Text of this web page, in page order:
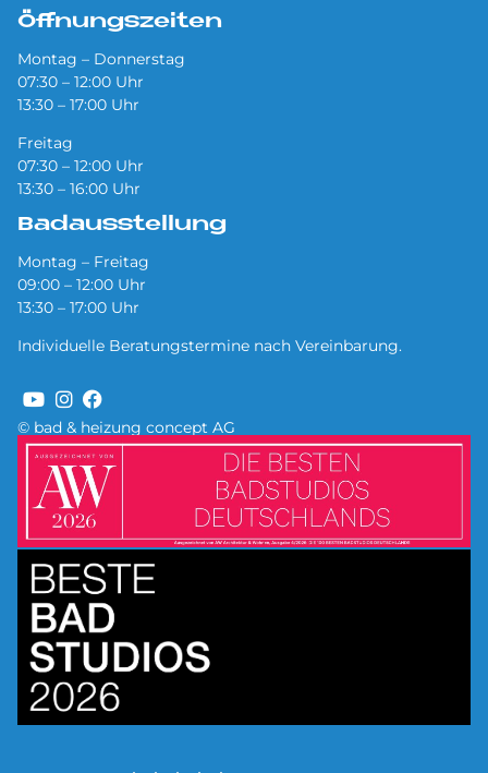
© bad & heizung concept AG
Bild
Öffnungszeiten
Montag – Donnerstag
07:30 – 12:00 Uhr
13:30 – 17:00 Uhr
Freitag
07:30 – 12:00 Uhr
13:30 – 16:00 Uhr
Badausstellung
Montag – Freitag
09:00 – 12:00 Uhr
13:30 – 17:00 Uhr
Individuelle Beratungstermine nach Vereinbarung.